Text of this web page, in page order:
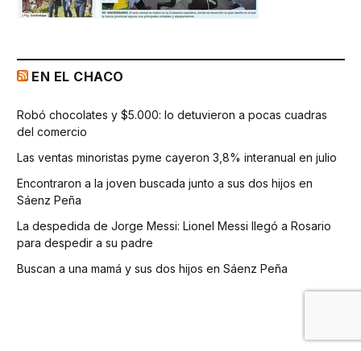
EN EL CHACO
Robó chocolates y $5.000: lo detuvieron a pocas cuadras
del comercio
Las ventas minoristas pyme cayeron 3,8% interanual en julio
Encontraron a la joven buscada junto a sus dos hijos en
Sáenz Peña
La despedida de Jorge Messi: Lionel Messi llegó a Rosario
para despedir a su padre
Buscan a una mamá y sus dos hijos en Sáenz Peña